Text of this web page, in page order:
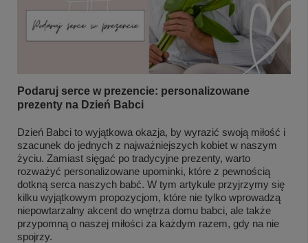
Podaruj serce w prezencie: personalizowane
prezenty na Dzień Babci
Dzień Babci to wyjątkowa okazja, by wyrazić swoją miłość i
szacunek do jednych z najważniejszych kobiet w naszym
życiu. Zamiast sięgać po tradycyjne prezenty, warto
rozważyć personalizowane upominki, które z pewnością
dotkną serca naszych babć. W tym artykule przyjrzymy się
kilku wyjątkowym propozycjom, które nie tylko wprowadzą
niepowtarzalny akcent do wnętrza domu babci, ale także
przypomną o naszej miłości za każdym razem, gdy na nie
spojrzy.